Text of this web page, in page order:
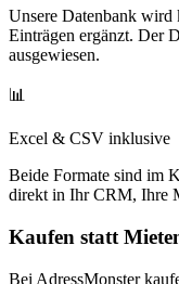
Unsere Datenbank
Einträgen ergänzt. Der
ausgewiesen.
📊
Excel & CSV inklusive
Beide Formate sind im
direkt in Ihr CRM, Ihre
Kaufen statt
Bei AdressMonster